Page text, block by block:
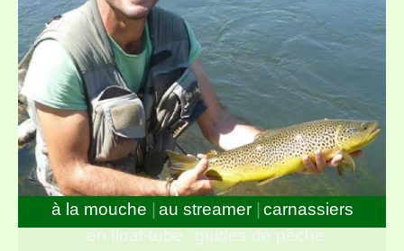
à la mouche au streamer
carnassiers
en float-tube
guides de pêche